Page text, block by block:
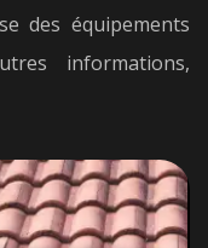
des équipements
informations,